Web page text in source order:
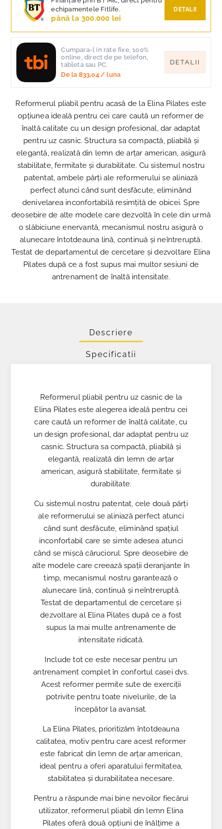
echipamentele Fitlife.
până la 300.000 lei
DETALII
Cumpara-l in rate fixe, 100%
online, direct de pe telefon,
tableta sau PC.
De la 833,04/ luna
DETALII
Reformerul pliabil pentru acasă de la Elina Pilates este
opțiunea ideală pentru cei care caută un reformer de
înaltă calitate cu un design profesional, dar adaptat
pentru uz casnic. Structura sa compactă, pliabilă și
elegantă, realizată din lemn de arțar american, asigură
stabilitate, fermitate și durabilitate. Cu sistemul nostru
patentat, ambele părți ale reformerului se aliniază
perfect atunci când sunt desfăcute, eliminând
denivelarea inconfortabilă resimțită de obicei. Spre
deosebire de alte modele care dezvoltă în cele din urmă
o slăbiciune enervantă, mecanismul nostru asigură o
alunecare întotdeauna lină, continuă și neîntreruptă.
Testat de departamentul de cercetare și dezvoltare Elina
Pilates după ce a fost supus mai multor sesiuni de
antrenament de înaltă intensitate.
Descriere
Specificatii
Reformerul pliabil pentru uz casnic de la
Elina Pilates este alegerea ideală pentru cei
care caută un reformer de înaltă calitate, cu
un design profesional, dar adaptat pentru uz
casnic. Structura sa compactă, pliabilă și
elegantă, realizată din lemn de arțar
american, asigură stabilitate, fermitate și
durabilitate.
Cu sistemul nostru patentat, cele două părți
ale reformerului se aliniază perfect atunci
când sunt desfăcute, eliminând spațiul
inconfortabil care se simte adesea atunci
când se mișcă căruciorul. Spre deosebire de
alte modele care creează spații deranjante în
timp, mecanismul nostru garantează o
alunecare lină, continuă și neîntreruptă.
Testat de departamentul de cercetare și
dezvoltare al Elina Pilates după ce a fost
supus la mai multe antrenamente de
intensitate ridicată.
Include tot ce este necesar pentru un
antrenament complet în confortul casei dvs.
Acest reformer permite sute de exerciții
potrivite pentru toate nivelurile, de la
începător la avansat.
La Elina Pilates, prioritizăm întotdeauna
calitatea, motiv pentru care acest reformer
este fabricat din lemn de arțar american,
ideal pentru a oferi aparatului fermitatea,
stabilitatea și durabilitatea necesare.
Pentru a răspunde mai bine nevoilor fiecărui
utilizator, reformerul pliabil din lemn Elina
Pilates oferă două opțiuni de înălțime a